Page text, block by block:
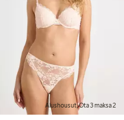
Alushousut, Ota 3 maksa 2